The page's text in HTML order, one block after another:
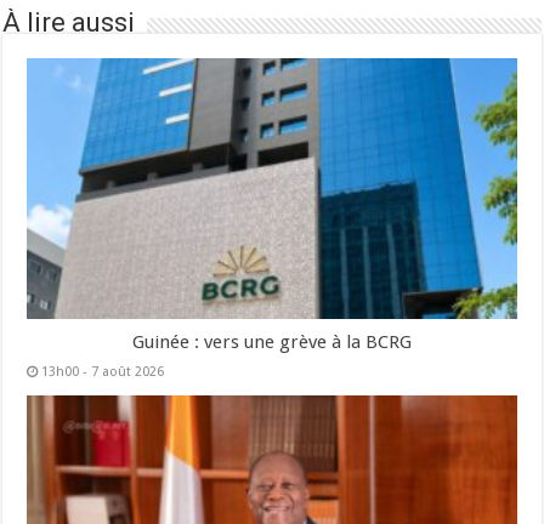
À lire aussi
Guinée : vers une grève à la BCRG
13h00 - 7 août 2026